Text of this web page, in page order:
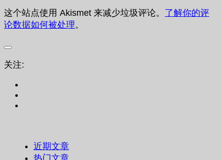
这个站点使用 Akismet 来减少垃圾评论。 了解你的评
论数据如何被处理。
关注:
近期文章
热门文章